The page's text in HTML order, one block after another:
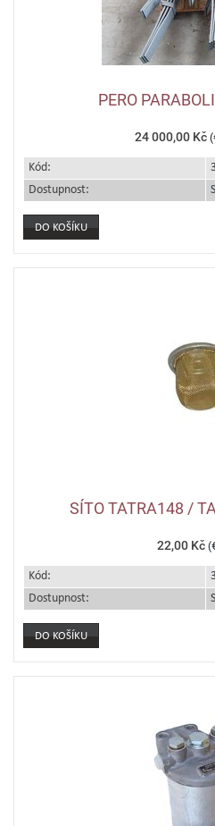
PERO
24 000,00 Kč
Kód:
Dostupnost:
SÍTO TATRA148 /
22,00 Kč
Kód:
Dostupnost: